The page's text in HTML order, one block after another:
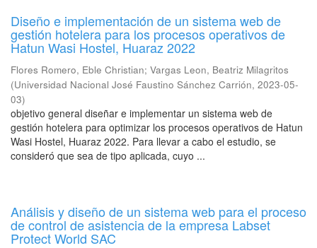
Diseño e implementación de un sistema web de
gestión hotelera para los procesos operativos de
Hatun Wasi Hostel, Huaraz 2022
Flores Romero, Eble Christian; Vargas Leon, Beatriz Milagritos
(Universidad Nacional José Faustino Sánchez Carrión, 2023-05-
03)
objetivo general diseñar e implementar un sistema web de
gestión hotelera para optimizar los procesos operativos de Hatun
Wasi Hostel, Huaraz 2022. Para llevar a cabo el estudio, se
consideró que sea de tipo aplicada, cuyo ...
Análisis y diseño de un sistema web para el proceso
de control de asistencia de la empresa Labset
Protect World SAC